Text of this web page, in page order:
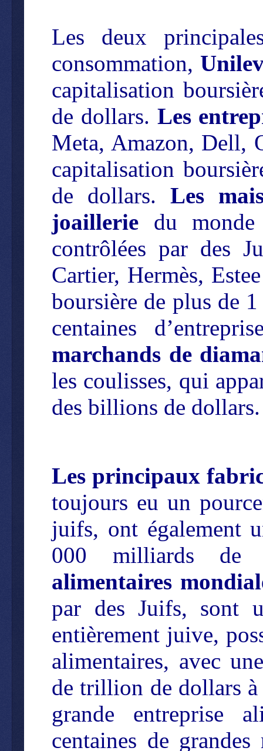
Les deux
consommation,
capitalisation
de dollars. Les
Meta, Amazon, Dell,
capitalisation
de dollars.Les
joaillerie du
contrôlées par des
Cartier, Hermès,
boursière de plus de
centaines
marchands de
les coulisses, qui
des billions de dollars.
Les principaux
toujours eu un
juifs, ont également
000 milliards
alimentaires
par des Juifs, sont
entièrement juive,
alimentaires, avec
de trillion de dollars à
grande entreprise
centaines de grandes